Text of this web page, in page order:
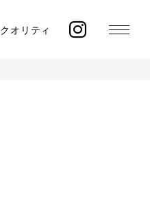
クオリティ